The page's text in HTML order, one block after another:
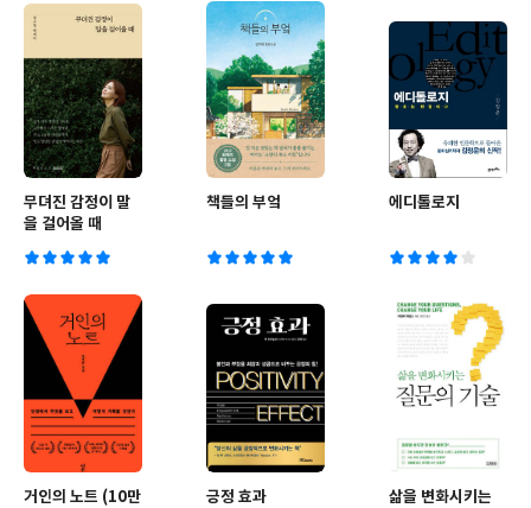
무뎌진 감정이 말
을 걸어올 때
책들의 부엌 에디톨로지
거인의 노트 (10만
긍정 효과
삶을 변화시키는